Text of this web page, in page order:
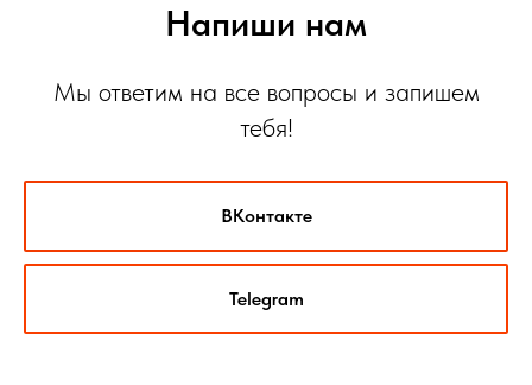
Напиши нам
Мы ответим на все вопросы и запишем
тебя!
ВКонтакте
Telegram